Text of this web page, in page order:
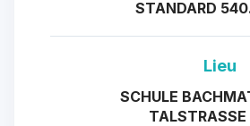
STANDARD
Lieu
SCHULE
TALSTRASSE